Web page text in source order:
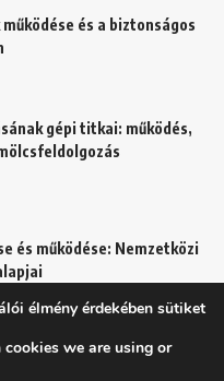
és a biztonságos
gépi titkai: működés,
és működése: Nemzetközi
élmény érdekében sütiket
we are using or